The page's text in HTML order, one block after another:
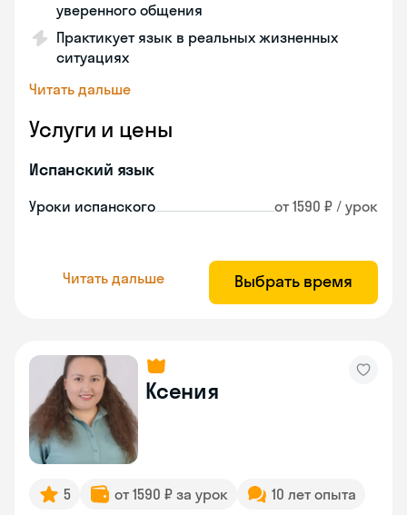
уверенного общения
Практикует язык в реальных жизненных
ситуациях
Читать дальше
Услуги и цены
Испанский язык
Уроки испанского от 1590 ₽ / урок
Читать дальше Выбрать время
Ксения
5 от 1590 ₽ за урок 10 лет опыта